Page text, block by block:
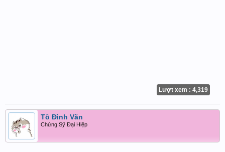
Lượt xem : 4,319
Tô Đình Văn
Chứng Sỹ Đại Hiệp